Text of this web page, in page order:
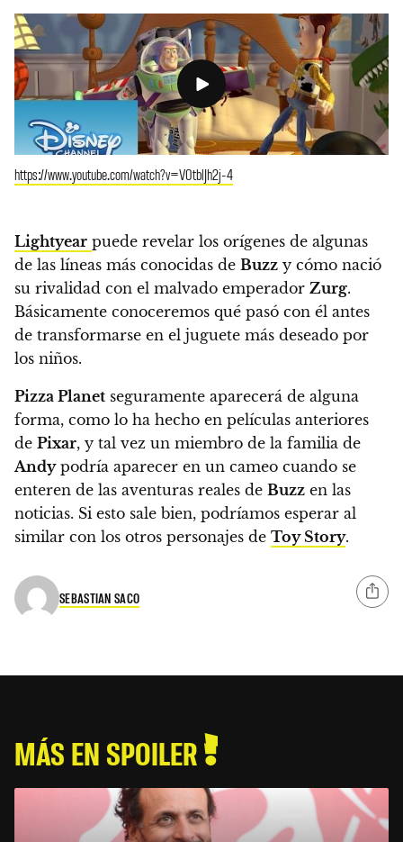
https://www.youtube.com/watch?v=V0tblJh2j-4
Lightyear puede revelar los orígenes de algunas
de las líneas más conocidas de Buzz y cómo nació
su rivalidad con el malvado emperador Zurg.
Básicamente conoceremos qué pasó con él antes
de transformarse en el juguete más deseado por
los niños.
Pizza Planet seguramente aparecerá de alguna
forma, como lo ha hecho en películas anteriores
de Pixar, y tal vez un miembro de la familia de
Andypodría aparecer en un cameo cuando se
enteren de las aventuras reales de Buzz en las
noticias. Si esto sale bien, podríamos esperar al
similar con los otros personajes de Toy Story.
SEBASTIAN SACO
MÁS EN SPOILER